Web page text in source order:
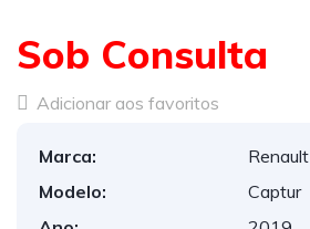
Sob Consulta
Adicionar aos favoritos
Marca:
Renault
Modelo:
Captur